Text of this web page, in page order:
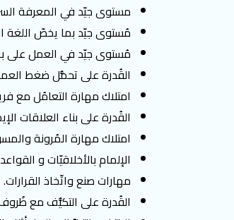
مستوى جيّد في المعرفة
مُستوى جيّد بما يخصّ اللغة
مُستوى جيّد في العمل على
القُدرة على تحمُّل ضغط
امتلاك مهارة التعامُل مع
القُدرة على بناء العلاقات
امتلاك مهارة المُرونة
الإلمام بالأخلاقيّات و
مهارات صنع واتّخاذ القرارات.
القُدرة على التكيُّف مع ظُروف